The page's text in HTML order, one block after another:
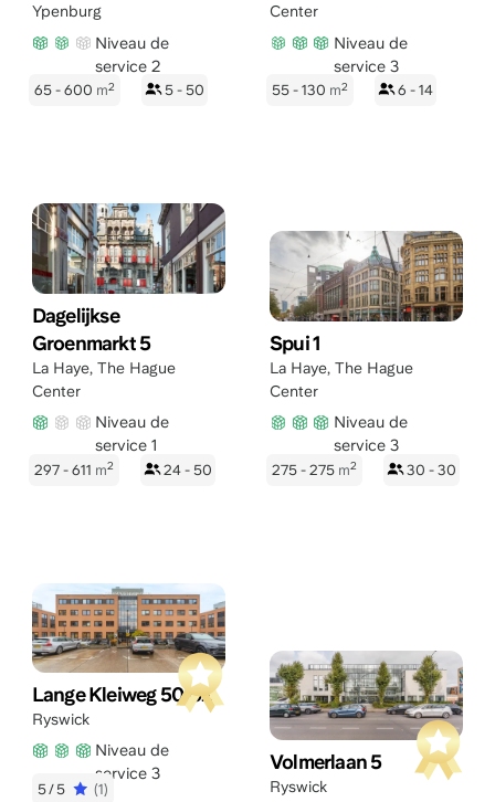
Ypenburg
Niveau de
service 2
65 - 600 m2 5 - 50
Center
Niveau de
service 3
55 - 130 m2 6 - 14
Dagelijkse
Groenmarkt 5
La Haye, The Hague
Center
Niveau de
service 1
297 - 611 m2 24 - 50
Spui 1
La Haye, The Hague
Center
Niveau de
service 3
275 - 275 m2 30 - 30
Lange Kleiweg 50-62
Ryswick
Niveau de
service 3
5/5 (1)
Volmerlaan 5
Ryswick